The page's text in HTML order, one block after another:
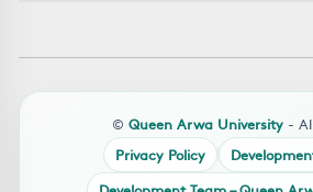
© Queen Arwa University -
Privacy Policy